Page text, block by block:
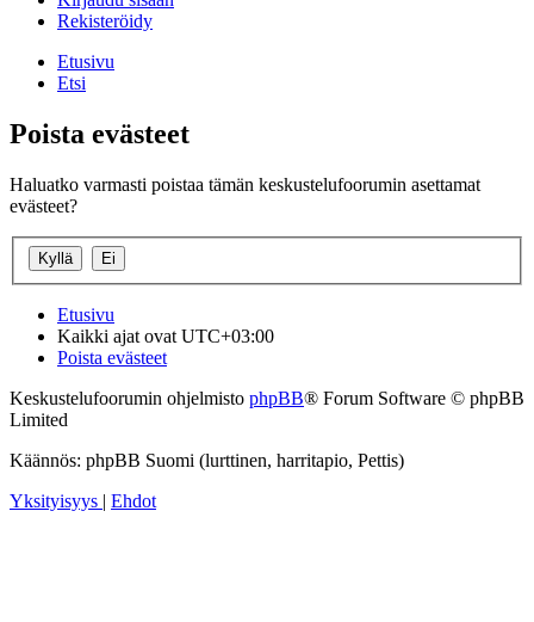
Rekisteröidy
Etusivu
Etsi
Poista evästeet
Haluatko varmasti poistaa tämän keskustelufoorumin asettamat
evästeet?
Etusivu
Kaikki ajat ovat UTC+03:00
Poista evästeet
Keskustelufoorumin ohjelmisto phpBB® Forum Software © phpBB
Limited
Käännös: phpBB Suomi (lurttinen, harritapio, Pettis)
Yksityisyys | Ehdot